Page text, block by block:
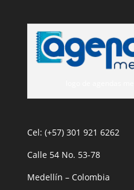
Cel: (+57) 301 921 6262
Calle 54 No. 53-78
Medellín – Colombia